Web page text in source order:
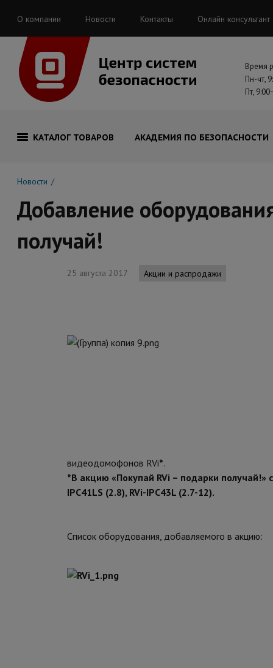
О компании Новости Контакты Онлайн консультант
Время
Пн-чт,
Пт,
КАТАЛОГ ТОВАРОВ АКАДЕМИЯ ПО БЕЗОПАСНОСТИ
Новости
Добавление
получай!
25 августа 2017 Акции и распродажи
видеодомофонов RVi*.
*В акцию «Покупай RVi – подарки получай!»
IPC41LS (2.8), RVi-IPC43L (2.7-12).
Список оборудования, добавляемого в акцию: